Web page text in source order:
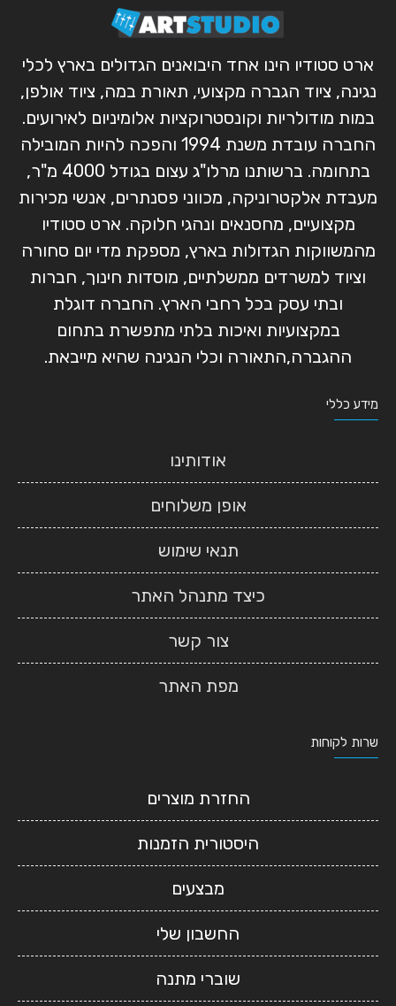
ארט סטודיו הינו אחד היבואנים הגדולים בארץ לכלי
נגינה, ציוד הגברה מקצועי, תאורת במה, ציוד אולפן,
במות מודולריות וקונסטרוקציות אלומיניום לאירועים.
החברה עובדת משנת 1994 והפכה להיות המובילה
בתחומה. ברשותנו מרלו"ג עצום בגודל 4000 מ"ר,
מעבדת אלקטרוניקה, מכווני פסנתרים, אנשי מכירות
מקצועיים, מחסנאים ונהגי חלוקה. ארט סטודיו
מהמשווקות הגדולות בארץ, מספקת מדי יום סחורה
וציוד למשרדים ממשלתיים, מוסדות חינוך, חברות
ובתי עסק בכל רחבי הארץ. החברה דוגלת
במקצועיות ואיכות בלתי מתפשרת בתחום
ההגברה,התאורה וכלי הנגינה שהיא מייבאת.
מידע כללי
אודותינו
אופן משלוחים
תנאי שימוש
כיצד מתנהל האתר
צור קשר
מפת האתר
שרות לקוחות
החזרת מוצרים
היסטורית הזמנות
מבצעים
החשבון שלי
שוברי מתנה